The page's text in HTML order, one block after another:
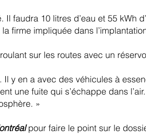
faudra 10 litres d’eau et 55 kWh
firme impliquée dans
sur les routes avec un
Il y en a avec des véhicules à
une fuite qui s’échappe dans
»
pour faire le point sur le